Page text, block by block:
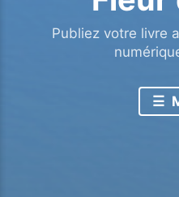
Publiez votre livre